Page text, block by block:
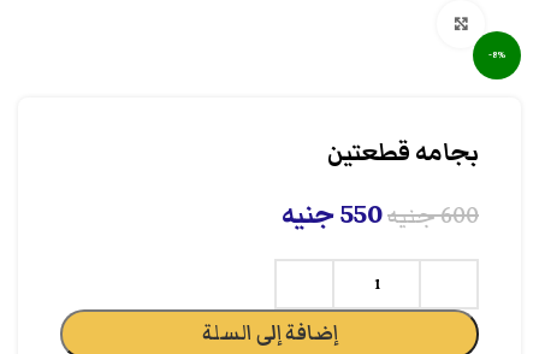
-8%
بجامه قطعتين
600جنيه550جنيه
إضافة إلى السلة